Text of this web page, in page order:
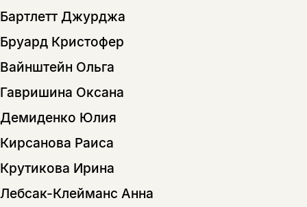
Бартлетт Джурджа
Бруард Кристофер
Вайнштейн Ольга
Гавришина Оксана
Демиденко Юлия
Кирсанова Раиса
Крутикова Ирина
Лебсак-Клейманс Анна